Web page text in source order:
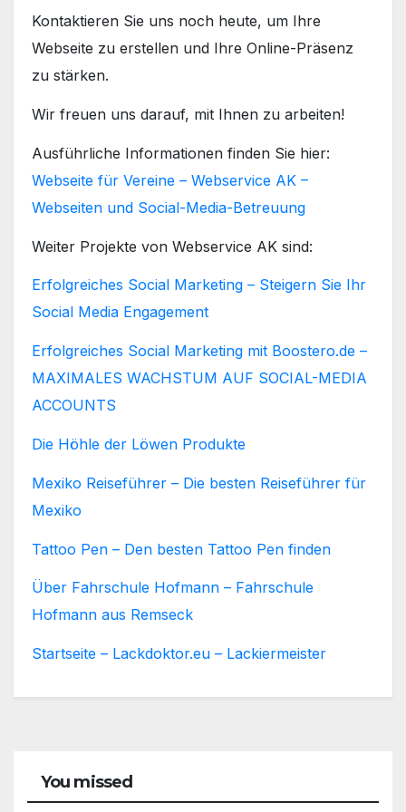
Kontaktieren Sie uns noch heute, um Ihre
Webseite zu erstellen und Ihre Online-Präsenz
zu stärken.
Wir freuen uns darauf, mit Ihnen zu arbeiten!
Ausführliche Informationen finden Sie hier:
Webseite für Vereine – Webservice AK –
Webseiten und Social-Media-Betreuung
Weiter Projekte von Webservice AK sind:
Erfolgreiches Social Marketing – Steigern Sie Ihr
Social Media Engagement
Erfolgreiches Social Marketing mit Boostero.de –
MAXIMALES WACHSTUM AUF SOCIAL-MEDIA
ACCOUNTS
Die Höhle der Löwen Produkte
Mexiko Reiseführer – Die besten Reiseführer für
Mexiko
Tattoo Pen – Den besten Tattoo Pen finden
Über Fahrschule Hofmann – Fahrschule
Hofmann aus Remseck
Startseite – Lackdoktor.eu – Lackiermeister
You missed